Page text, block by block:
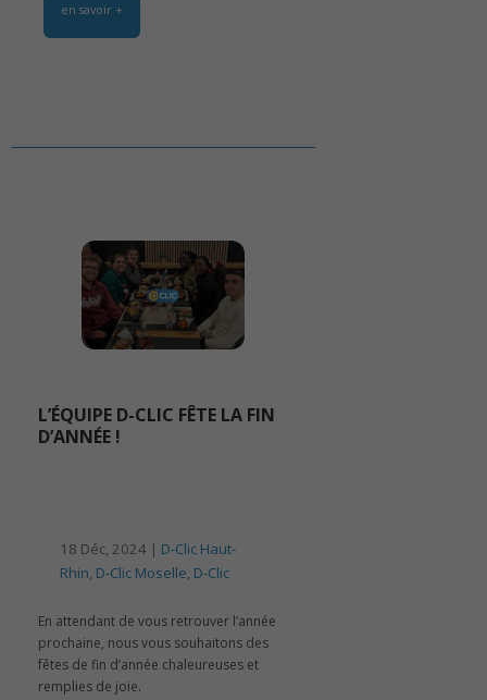
en savoir +
L’ÉQUIPE D-CLIC FÊTE LA FIN
D’ANNÉE !
18 Déc, 2024 | D-Clic Haut-
Rhin, D-Clic Moselle, D-Clic
En attendant de vous retrouver l’année
prochaine, nous vous souhaitons des
fêtes de fin d’année chaleureuses et
remplies de joie.